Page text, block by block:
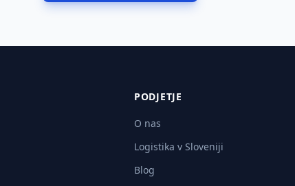
PODJETJE
O nas
Logistika v Sloveniji
Blog